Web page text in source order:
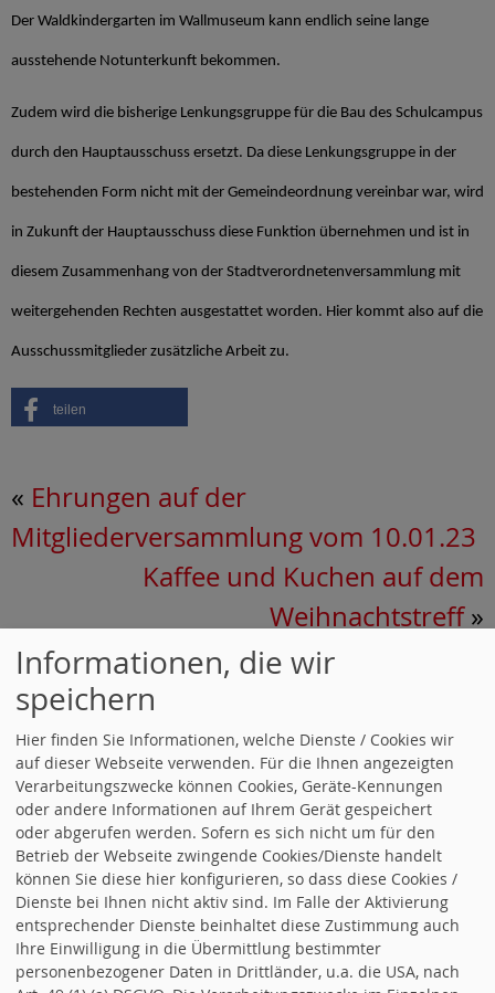
Der Waldkindergarten im Wallmuseum kann endlich seine lange
ausstehende Notunterkunft bekommen.
Zudem wird die bisherige Lenkungsgruppe für die Bau des Schulcampus
durch den Hauptausschuss ersetzt. Da diese Lenkungsgruppe in der
bestehenden Form nicht mit der Gemeindeordnung vereinbar war, wird
in Zukunft der Hauptausschuss diese Funktion übernehmen und ist in
diesem Zusammenhang von der Stadtverordnetenversammlung mit
weitergehenden Rechten ausgestattet worden. Hier kommt also auf die
Ausschussmitglieder zusätzliche Arbeit zu.
teilen
« Ehrungen auf der
Mitgliederversammlung vom 10.01.23
Kaffee und Kuchen auf dem
Weihnachtstreff»
LINKS
Mitglied werden
SPD Ostholstein
SPD Schleswig-Holstein
SPD Bundespartei
Jusos OH
Informationen, die wir
speichern
Hier finden Sie Informationen, welche Dienste / Cookies wir
auf dieser Webseite verwenden. Für die Ihnen angezeigten
Verarbeitungszwecke können Cookies, Geräte-Kennungen
oder andere Informationen auf Ihrem Gerät gespeichert
oder abgerufen werden. Sofern es sich nicht um für den
Betrieb der Webseite zwingende Cookies/Dienste handelt
können Sie diese hier konfigurieren, so dass diese Cookies /
Dienste bei Ihnen nicht aktiv sind. Im Falle der Aktivierung
entsprechender Dienste beinhaltet diese Zustimmung auch
Ihre Einwilligung in die Übermittlung bestimmter
personenbezogener Daten in Drittländer, u.a. die USA, nach